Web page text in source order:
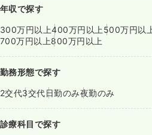
年収で探す
300万円以上400万円以上 500万円以
700万円以上800万円以上
勤務形態で探す
2交代3交代日勤のみ夜勤のみ
診療科目で探す